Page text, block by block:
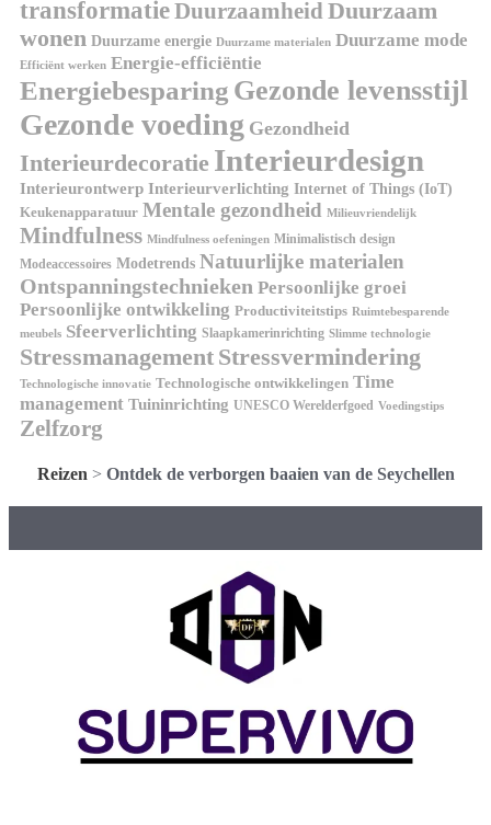
transformatieDuurzaamheidDuurzaam
wonen Duurzame energie Duurzame materialen Duurzame mode
Efficiënt werken Energie-efficiëntie
Energiebesparing Gezonde levensstijl
Gezonde voeding Gezondheid
Interieurdecoratie Interieurdesign
Interieurontwerp Interieurverlichting Internet of Things (IoT)
Keukenapparatuur Mentale gezondheid Milieuvriendelijk
Mindfulness Mindfulness oefeningen Minimalistisch design
Modeaccessoires Modetrends Natuurlijke materialen
Ontspanningstechnieken Persoonlijke groei
Persoonlijke ontwikkeling Productiviteitstips Ruimtebesparende
meubels Sfeerverlichting Slaapkamerinrichting Slimme technologie
Stressmanagement Stressvermindering
Technologische innovatie Technologische ontwikkelingen Time
management Tuininrichting UNESCO Werelderfgoed Voedingstips
Zelfzorg
Reizen > Ontdek de verborgen baaien van de Seychellen